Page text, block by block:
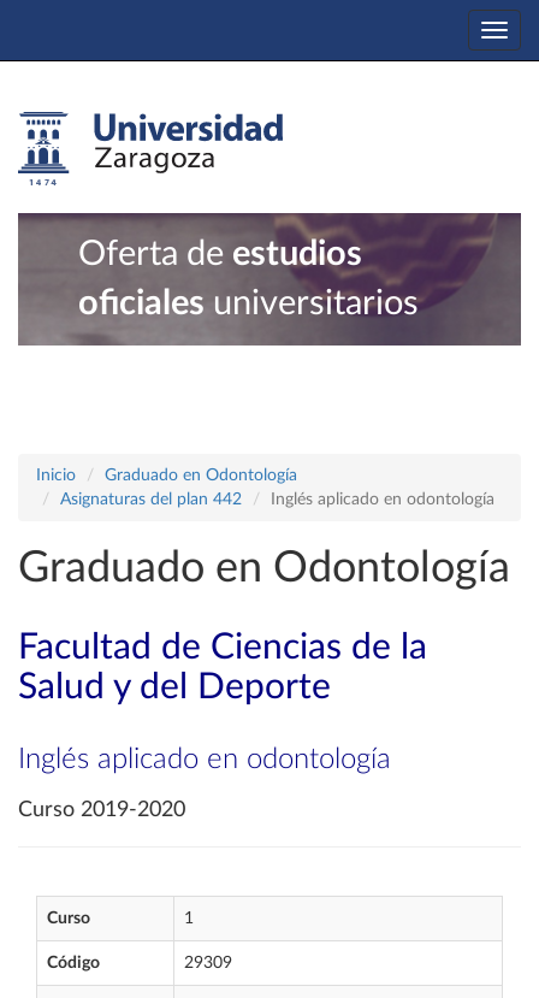
Oferta de estudios
oficiales universitarios
Inicio
Graduado en Odontología
Asignaturas del plan 442
Inglés aplicado en odontología
Graduado en Odontología
Facultad de Ciencias de la
Salud y del Deporte
Inglés aplicado en odontología
Curso 2019-2020
Curso 1
Código 29309